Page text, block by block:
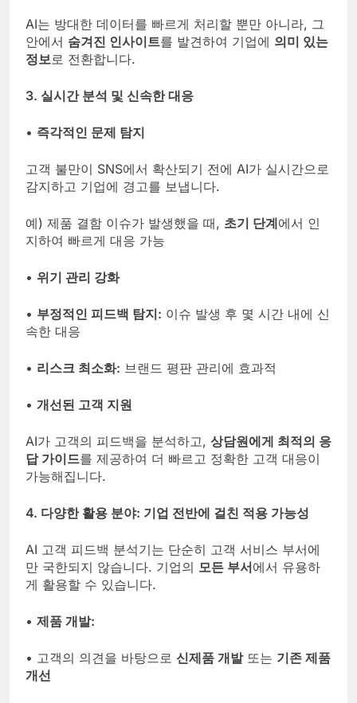
AI는 방대한 데이터를 빠르게 처리할 뿐만 아니라, 그
안에서 숨겨진 인사이트를 발견하여 기업에 의미 있는
정보로 전환합니다.
3. 실시간 분석 및 신속한 대응
• 즉각적인 문제 탐지
고객 불만이 SNS에서 확산되기 전에 AI가 실시간으로
감지하고 기업에 경고를 보냅니다.
예) 제품 결함 이슈가 발생했을 때, 초기 단계에서 인
지하여 빠르게 대응 가능
• 위기 관리 강화
• 부정적인 피드백 탐지: 이슈 발생 후 몇 시간 내에 신
속한 대응
• 리스크 최소화: 브랜드 평판 관리에 효과적
• 개선된 고객 지원
AI가 고객의 피드백을 분석하고, 상담원에게 최적의 응
답 가이드를 제공하여 더 빠르고 정확한 고객 대응이
가능해집니다.
4. 다양한 활용 분야: 기업 전반에 걸친 적용 가능성
AI 고객 피드백 분석기는 단순히 고객 서비스 부서에
만 국한되지 않습니다. 기업의 모든 부서에서 유용하
게 활용할 수 있습니다.
• 제품 개발:
• 고객의 의견을 바탕으로 신제품 개발또는 기존 제품
개선